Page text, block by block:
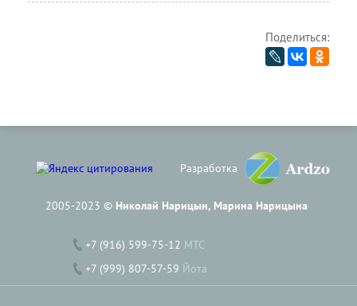
Поделиться:
Разработка
2005-2023 © Николай Нарицын, Марина Нарицына
+7 (916) 599-75-12 МТС
+7 (999) 807-57-59 Йота